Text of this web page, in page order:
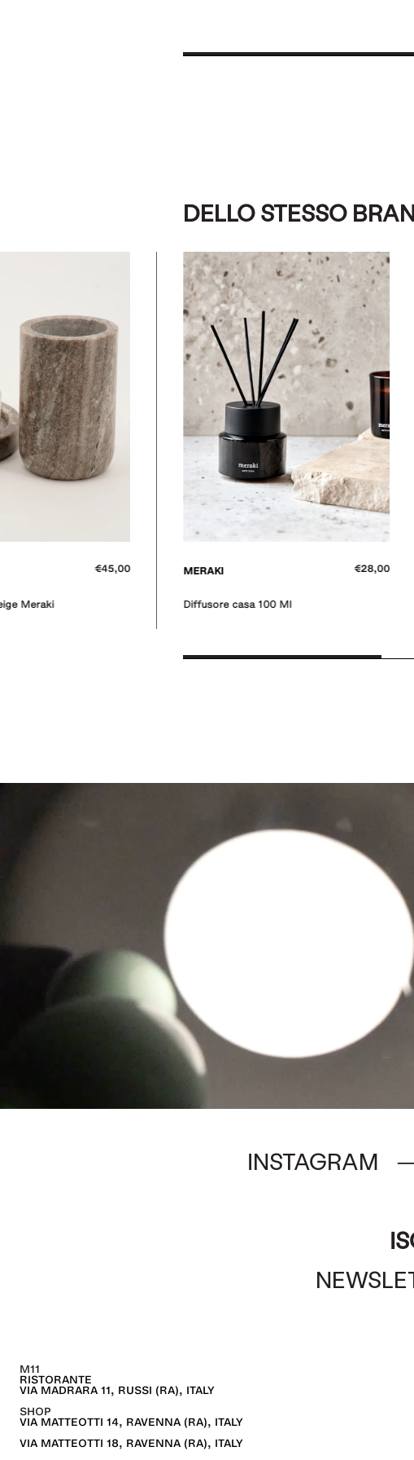
DELLO STESSO
€28,00
Ml
MERAKI €22,00
Diffusore con 7 baston...
INSTAGRAM —
M11
RISTORANTE
VIA MADRARA 11, RUSSI (RA), ITALY
SHOP
VIA MATTEOTTI 14, RAVENNA (RA), ITALY
VIA MATTEOTTI 18, RAVENNA (RA), ITALY